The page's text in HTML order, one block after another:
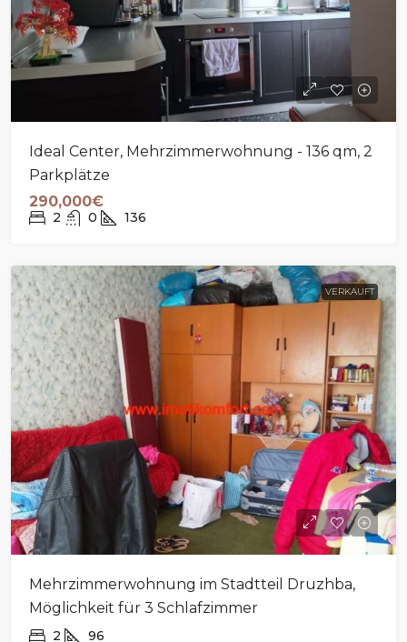
Ideal Center, Mehrzimmerwohnung - 136 qm, 2
Parkplätze
290,000€
2 0 136
VERKAUFT
Mehrzimmerwohnung im Stadtteil Druzhba,
Möglichkeit für 3 Schlafzimmer
2 96